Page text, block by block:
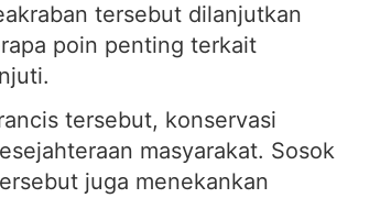
tersebut dilanjutkan
poin penting terkait
tersebut, konservasi
masyarakat. Sosok
juga menekankan